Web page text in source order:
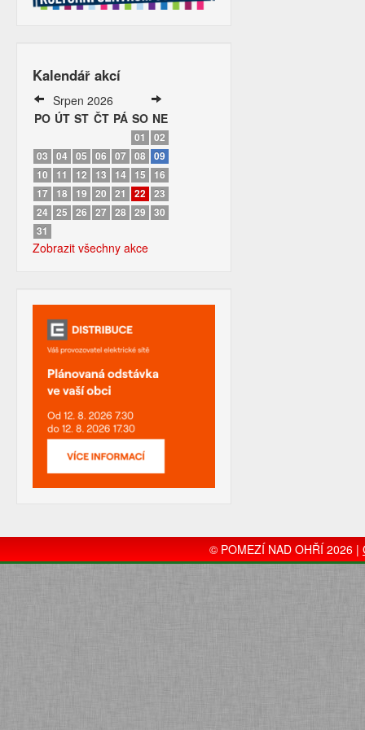
Kalendář akcí
Srpen 2026
PO ÚT ST ČT PÁ SO NE
01
02
03
04 05 06 07 08
09
10
11 12 13 14 15
16
17 18 19 20 21 22
23
24
25 26 27 28 29
30
31
Zobrazit všechny akce
© POMEZÍ NAD OHŘÍ 2026 |